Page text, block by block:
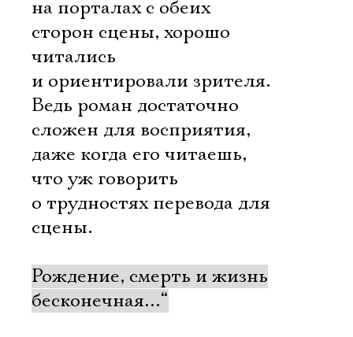
на порталах с обеих
сторон сцены, хорошо
читались
и ориентировали зрителя.
Ведь роман достаточно
сложен для восприятия,
даже когда его читаешь,
что уж говорить
о трудностях перевода для
сцены.
Рождение, смерть и жизнь
бесконечная…“